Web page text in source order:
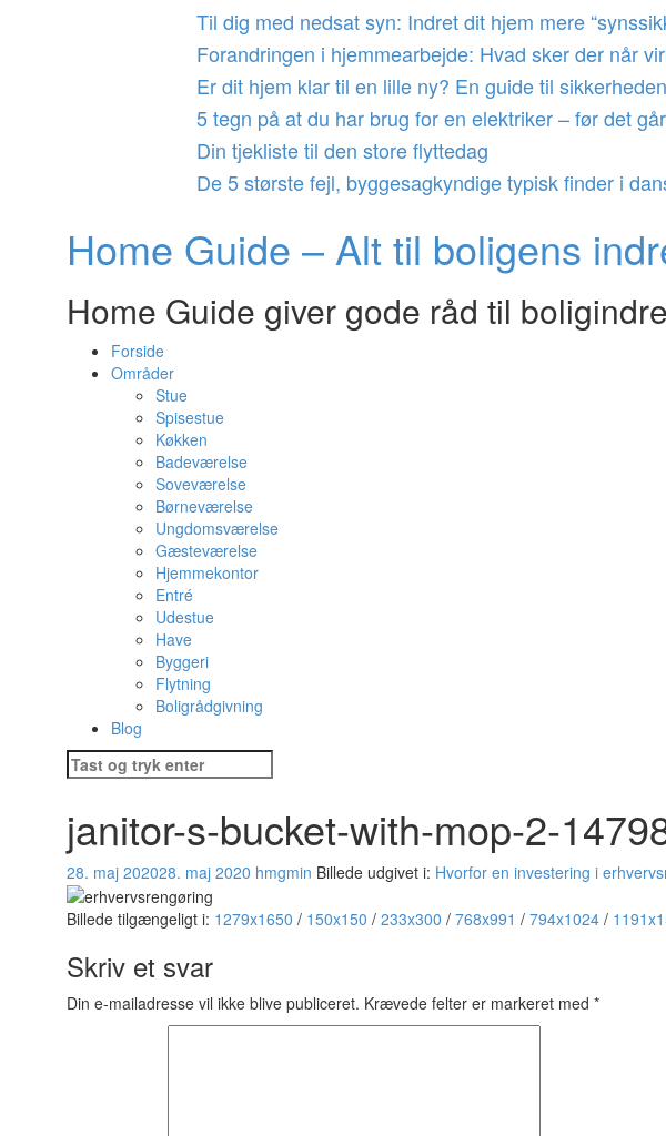
Til dig med nedsat syn: Indret dit hjem mere
Forandringen i hjemmearbejde: Hvad sker der når
Er dit hjem klar til en lille ny? En guide til
5 tegn på at du har brug for en elektriker – før det
Din tjekliste til den store flyttedag
De 5 største fejl, byggesagkyndige typisk finder i
Home Guide – Alt til boligens
Home Guide giver gode råd til
Forside
Områder
Stue
Spisestue
Køkken
Badeværelse
Soveværelse
Børneværelse
Ungdomsværelse
Gæsteværelse
Hjemmekontor
Entré
Udestue
Have
Byggeri
Flytning
Boligrådgivning
Blog
Søg
efter:
janitor-s-bucket-with-mop-2-
28. maj 202028. maj 2020 hmgmin Billede udgivet i: Hvorfor en investering i
Billede tilgængeligt i: 1279x1650 / 150x150 / 233x300 / 768x991 / 794x1024/
Skriv et svar
Din e-mailadresse vil ikke blive publiceret. Krævede felter er markeret med *